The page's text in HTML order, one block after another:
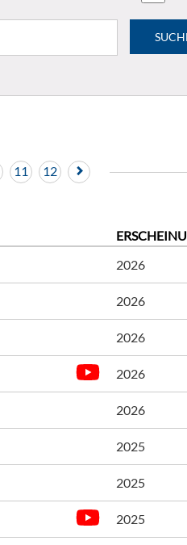
11 12
2026
2026
2026
2026
2026
2025
2025
2025